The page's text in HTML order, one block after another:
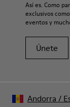
Así es. Como
exclusivos
eventos y
Únete
Andorra /